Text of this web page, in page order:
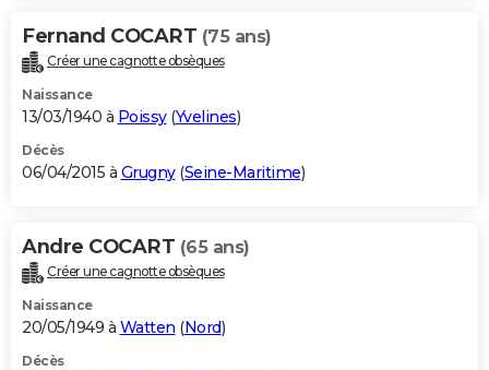
Fernand COCART (75 ans)
Créer une cagnotte obsèques
Naissance
13/03/1940 à Poissy(Yvelines)
Décès
06/04/2015 à Grugny(Seine-Maritime)
Andre COCART (65 ans)
Créer une cagnotte obsèques
Naissance
20/05/1949 à Watten (Nord)
Décès